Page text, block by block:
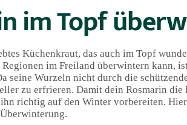
im Topf
Küchenkraut, das auch im Topf
im Freiland überwintern kann,
seine Wurzeln nicht durch die
zu erfrieren. Damit dein Rosmarin die
richtig auf den Winter vorbereiten.